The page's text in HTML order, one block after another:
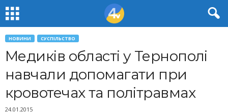
НОВИНИ СУСПІЛЬСТВО
Медиків області у Тернополі
навчали допомагати при
кровотечах та політравмах
24.01.2015